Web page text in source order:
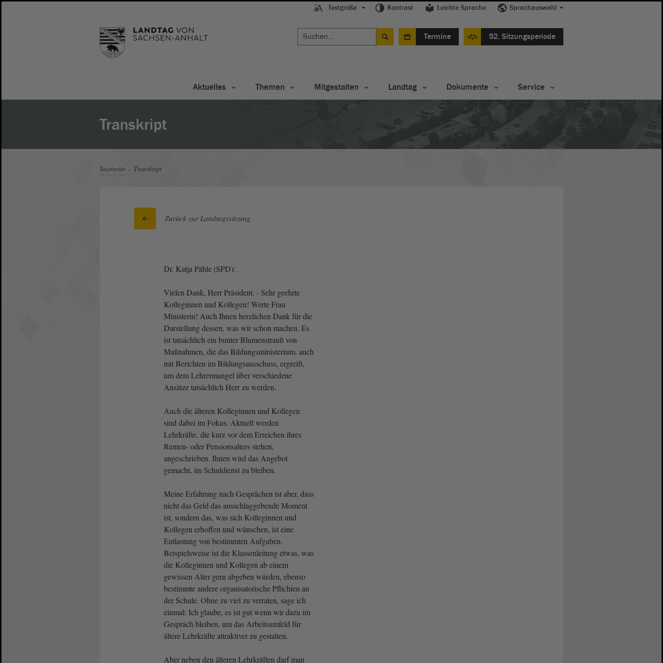
Textgröße Kontrast Leichte Sprache Sprachauswahl
Termine 52. Sitzungsperiode
Aktuelles Themen Mitgestalten Landtag Dokumente Service
Transkript
Startseite Transkript
Zurück zur Landtagssitzung
Dr. Katja Pähle (SPD):
Vielen Dank, Herr Präsident. - Sehr geehrte
Kolleginnen und Kollegen! Werte Frau
Ministerin! Auch Ihnen herzlichen Dank für die
Darstellung dessen, was wir schon machen. Es
ist tatsächlich ein bunter Blumenstrauß von
Maßnahmen, die das Bildungsministerium, auch
mit Berichten im Bildungsausschuss, ergreift,
um dem Lehrermangel über verschiedene
Ansätze tatsächlich Herr zu werden.
Auch die älteren Kolleginnen und Kollegen
sind dabei im Fokus. Aktuell werden
Lehrkräfte, die kurz vor dem Erreichen ihres
Renten- oder Pensionsalters stehen,
angeschrieben. Ihnen wird das Angebot
gemacht, im Schuldienst zu bleiben.
Meine Erfahrung nach Gesprächen ist aber, dass
nicht das Geld das ausschlaggebende Moment
ist, sondern das, was sich Kolleginnen und
Kollegen erhoffen und wünschen, ist eine
Entlastung von bestimmten Aufgaben.
Beispielsweise ist die Klassenleitung etwas, was
die Kolleginnen und Kollegen ab einem
gewissen Alter gern abgeben würden, ebenso
bestimmte andere organisatorische Pflichten an
der Schule. Ohne zu viel zu verraten, sage ich
einmal: Ich glaube, es ist gut wenn wir dazu im
Gespräch bleiben, um das Arbeitsumfeld für
ältere Lehrkräfte attraktiver zu gestalten.
Aber neben den älteren Lehrkräften darf man